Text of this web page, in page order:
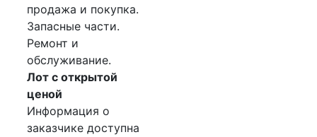
продажа и покупка.
Запасные части.
Ремонт и
обслуживание.
Лот с открытой
ценой
Информация о
заказчике доступна